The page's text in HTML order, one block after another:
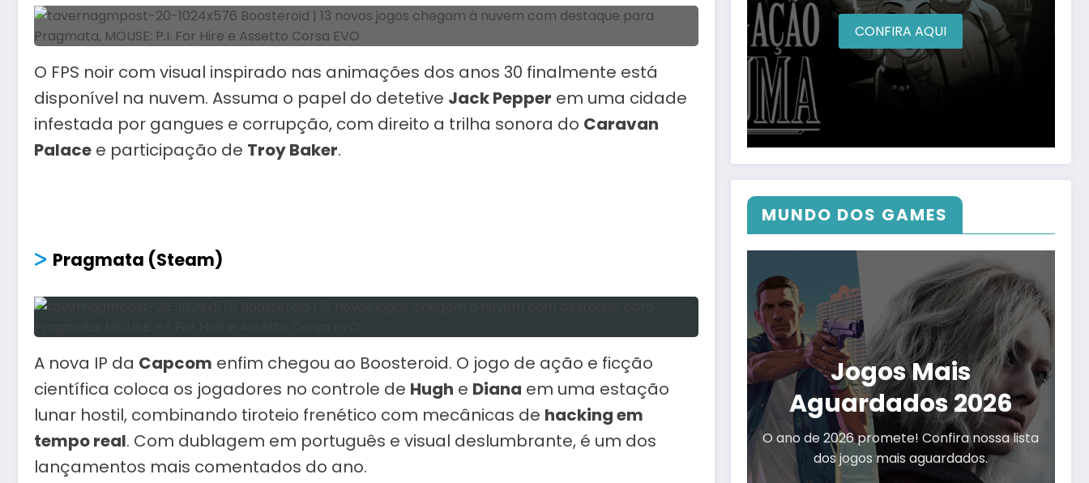
O FPS noir com visual inspirado nas animações dos anos 30 finalmente está
disponível na nuvem. Assuma o papel do detetive Jack Pepper em uma cidade
infestada por gangues e corrupção, com direito a trilha sonora do Caravan
Palace e participação de Troy Baker.
ᐳ Pragmata (Steam)
A nova IP da Capcom enfim chegou ao Boosteroid. O jogo de ação e ficção
científica coloca os jogadores no controle de Hugh e Diana em uma estação
lunar hostil, combinando tiroteio frenético com mecânicas de hacking em
tempo real. Com dublagem em português e visual deslumbrante, é um dos
lançamentos mais comentados do ano.
CONFIRA AQUI
MUNDO DOS GAMES
Jogos Mais
Aguardados 2026
O ano de 2026 promete! Confira nossa lista
dos jogos mais aguardados.